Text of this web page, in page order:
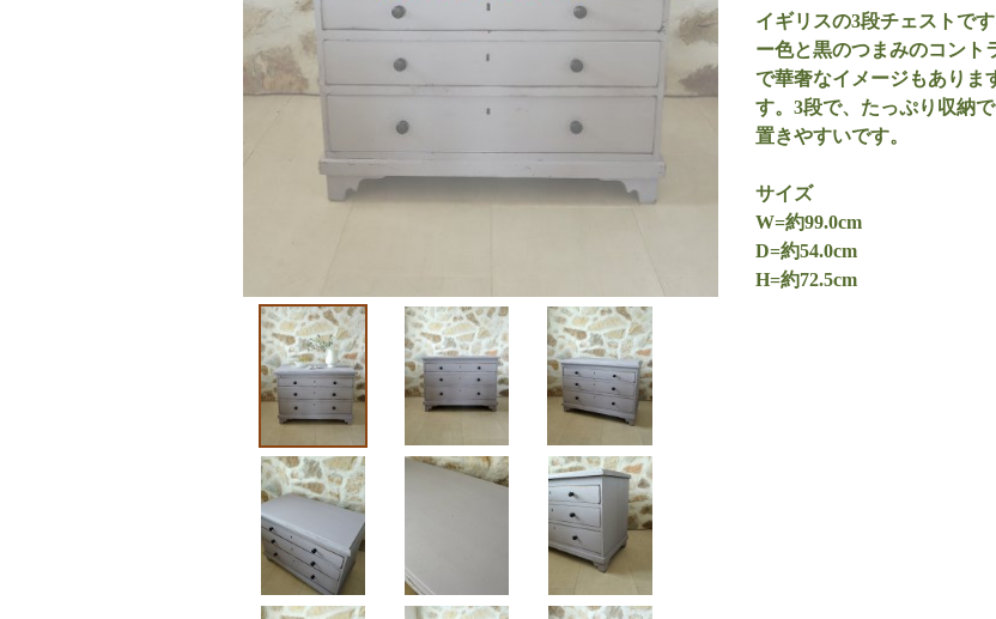
イギリスの3段チェストで
ー色と黒のつまみのコント
で華奢なイメージもありま
す。3段で、たっぷり収納
置きやすいです。
サイズ
W=約99.0cm
D=約54.0cm
H=約72.5cm